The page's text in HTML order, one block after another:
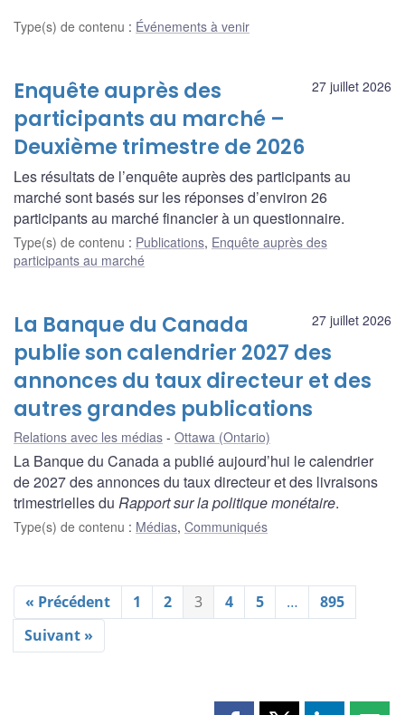
Type(s) de contenu : Événements à venir
27 juillet 2026
Enquête auprès des
participants au marché –
Deuxième trimestre de 2026
Les résultats de l’enquête auprès des participants au
marché sont basés sur les réponses d’environ 26
participants au marché financier à un questionnaire.
Type(s) de contenu : Publications, Enquête auprès des
participants au marché
27 juillet 2026
La Banque du Canada
publie son calendrier 2027 des
annonces du taux directeur et des
autres grandes publications
Relations avec les médias Ottawa (Ontario)
La Banque du Canada a publié aujourd’hui le calendrier
de 2027 des annonces du taux directeur et des livraisons
trimestrielles du Rapport sur la politique monétaire.
Type(s) de contenu : Médias, Communiqués
« Précédent 1 2 3 4 5 …
895
Suivant »